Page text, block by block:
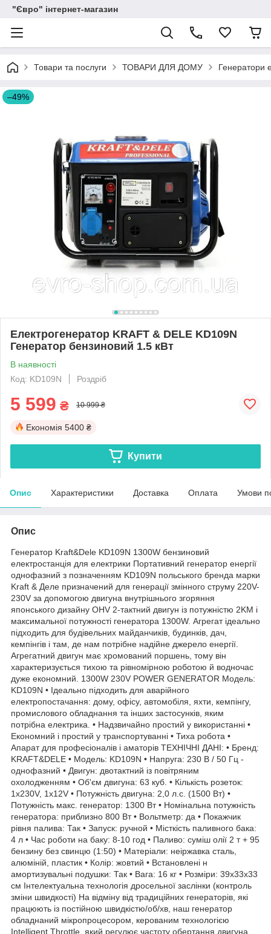
"Євро" інтернет-магазин
Товари та послуги ТОВАРИ ДЛЯ ДОМУ Генератори
–49%
Електрогенератор KRAFT & DELE KD109N
Генератор бензиновий 1.5 кВт
В наявності
Код: KD109N
Роздріб
5 599 ₴ 10 999 ₴
Економія 5400 ₴
Купити
Опис Характеристики Доставка Оплата Умови
Опис
Генератор Kraft&Dele KD109N 1300W бензиновий
електростанція для електрики Портативний генератор енергії
однофазний з позначенням KD109N польського бренда марки
Kraft & Деле призначений для генерації змінного струму 220V-
230V за допомогою двигуна внутрішнього згоряння
японського дизайну OHV 2-тактний двигун із потужністю 2KM і
максимальної потужності генератора 1300W. Агрегат ідеально
підходить для будівельних майданчиків, будинків, дач,
кемпінгів і там, де нам потрібне надійне джерело енергії.
Агрегатний двигун має хромований поршень, тому він
характеризується тихою та рівномірною роботою й водночас
дуже економний. 1300W 230V POWER GENERATOR Модель:
KD109N • Ідеально підходить для аварійного
електропостачання: дому, офісу, автомобіля, яхти, кемпінгу,
промислового обладнання та інших застосунків, яким
потрібна електрика. • Надзвичайно простий у використанні •
Економний і простий у транспортуванні • Тиха робота •
Апарат для професіоналів і аматорів ТЕХНІЧНІ ДАНІ: • Бренд:
KRAFT&DELE • Модель: KD109N • Напруга: 230 В / 50 Гц -
однофазний • Двигун: двотактний із повітряним
охолодженням • Об'єм двигуна: 63 куб. • Кількість розеток:
1x230V, 1x12V • Потужність двигуна: 2,0 л.с. (1500 Вт) •
Потужність макс. генератор: 1300 Вт • Номінальна потужність
генератора: приблизно 800 Вт • Вольтметр: да • Покажчик
рівня палива: Так • Запуск: ручной • Місткість паливного бака:
4 л • Час роботи на баку: 8-10 год • Паливо: суміш олії 2 т + 95
бензину без свинцю (1:50) • Матеріали: неіржавка сталь,
алюміній, пластик • Колір: жовтий • Встановлені н
амортизувальні подушки: Так • Вага: 16 кг • Розміри: 39x33x33
см Інтелектуальна технологія дросельної заслінки (контроль
зміни швидкості) На відміну від традиційних генераторів, які
працюють із постійною швидкістю/об/хв, наш генератор
обладнаний мікропроцесором, керованим технологією
Intelligent Throttle, який регулює частоту обертання двигуна